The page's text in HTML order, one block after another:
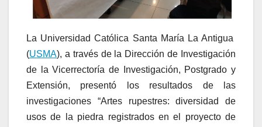
La Universidad Católica Santa María La Antigua
(USMA), a través de la Dirección de Investigación
de la Vicerrectoría de Investigación, Postgrado y
Extensión, presentó los resultados de las
investigaciones “Artes rupestres: diversidad de
usos de la piedra registrados en el proyecto de